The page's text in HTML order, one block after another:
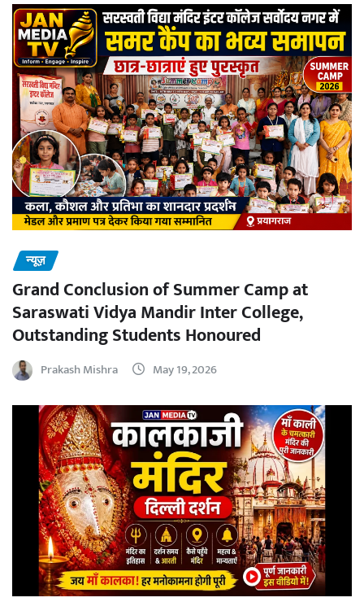
न्यूज़
Grand Conclusion of Summer Camp at
Saraswati Vidya Mandir Inter College,
Outstanding Students Honoured
Prakash Mishra May 19, 2026